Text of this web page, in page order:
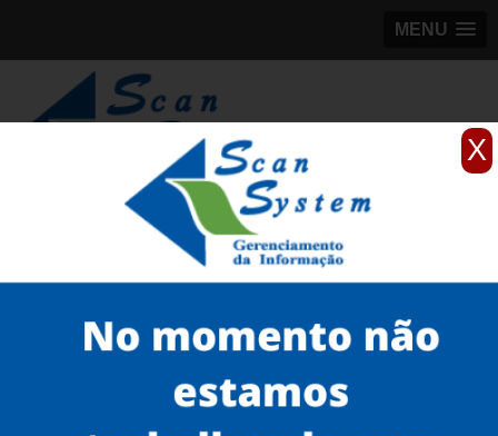
X
MENU
98184-5245
scanner de documentos antigos
scanner colorido de documentos antigos
quanto custa scanner para documento antigo Alto de Pinheiros
Serviços